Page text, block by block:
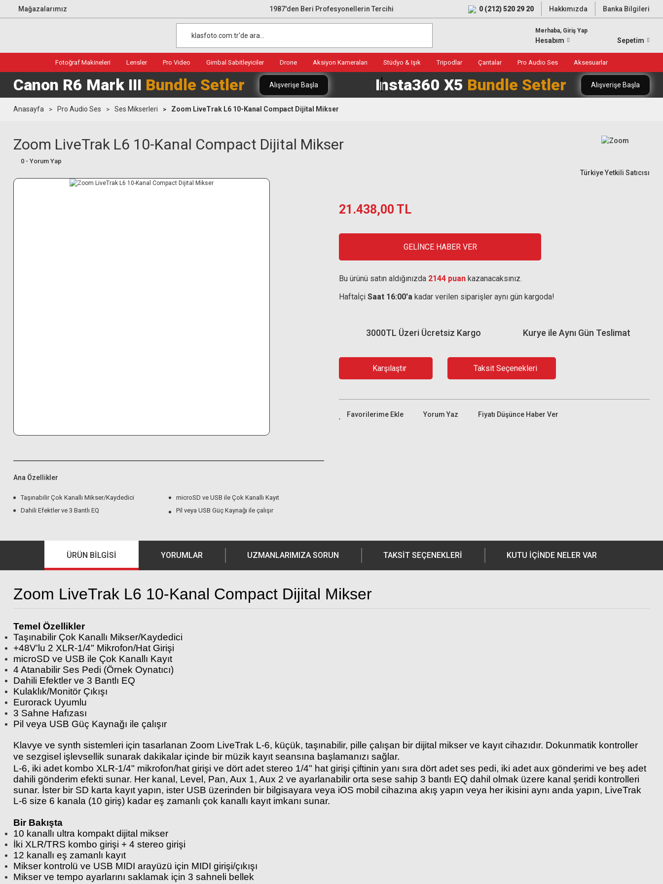
Mağazalarımız 1987'den Beri Profesyonellerin Tercihi 0 (212) 520 29 20 Hakkımızda Banka Bilgileri
Merhaba, Giriş Yap
Hesabım Sepetim
Fotoğraf Makineleri Lensler Pro Video Gimbal Sabitleyiciler Drone Aksiyon Kameraları Stüdyo & Işık Tripodlar Çantalar Pro Audio Ses Aksesuarlar
Canon R6 Mark III Bundle Setler Alışverişe Başla Insta360 X5 Bundle Setler Alışverişe Başla
Anasayfa Pro Audio Ses Ses Mikserleri Zoom LiveTrak L6 10-Kanal Compact Dijital Mikser
Zoom LiveTrak L6 10-Kanal Compact Dijital Mikser
0 - Yorum Yap
Türkiye Yetkili Satıcısı
Ana Özellikler
Taşınabilir Çok Kanallı Mikser/Kaydedici
microSD ve USB ile Çok Kanallı Kayıt
Dahili Efektler ve 3 Bantlı EQ
Pil veya USB Güç Kaynağı ile çalışır
21.438,00 TL
GELİNCE HABER VER
Bu ürünü satın aldığınızda 2144 puan kazanacaksınız.
Haftaİçi Saat 16:00'a kadar verilen siparişler aynı gün kargoda!
Kurye ile Aynı Gün Teslimat
3000TL Üzeri Ücretsiz Kargo
Karşılaştır Taksit Seçenekleri
Yorum Yaz Fiyatı Düşünce Haber Ver
ÜRÜN BILGISI YORUMLAR UZMANLARIMIZA SORUN TAKSIT SEÇENEKLERI KUTU İÇİNDE NELER VAR
Zoom LiveTrak L6 10-Kanal Compact Dijital Mikser
Temel Özellikler
Taşınabilir Çok Kanallı Mikser/Kaydedici
+48V'lu 2 XLR-1/4" Mikrofon/Hat Girişi
microSD ve USB ile Çok Kanallı Kayıt
4 Atanabilir Ses Pedi (Örnek Oynatıcı)
Dahili Efektler ve 3 Bantlı EQ
Kulaklık/Monitör Çıkışı
Eurorack Uyumlu
3 Sahne Hafızası
Pil veya USB Güç Kaynağı ile çalışır
Klavye ve synth sistemleri için tasarlanan Zoom LiveTrak L-6, küçük, taşınabilir, pille çalışan bir dijital mikser ve kayıt cihazıdır. Dokunmatik kontroller
ve sezgisel işlevsellik sunarak dakikalar içinde bir müzik kayıt seansına başlamanızı sağlar.
L-6, iki adet kombo XLR-1/4" mikrofon/hat girişi ve dört adet stereo 1/4" hat girişi çiftinin yanı sıra dört adet ses pedi, iki adet aux gönderimi ve beş adet
dahili gönderim efekti sunar. Her kanal, Level, Pan, Aux 1, Aux 2 ve ayarlanabilir orta sese sahip 3 bantlı EQ dahil olmak üzere kanal şeridi kontrolleri
sunar. İster bir SD karta kayıt yapın, ister USB üzerinden bir bilgisayara veya iOS mobil cihazına akış yapın veya her ikisini aynı anda yapın, LiveTrak
L-6 size 6 kanala (10 giriş) kadar eş zamanlı çok kanallı kayıt imkanı sunar.
Bir Bakışta
10 kanallı ultra kompakt dijital mikser
İki XLR/TRS kombo girişi + 4 stereo girişi
12 kanallı eş zamanlı kayıt
Mikser kontrolü ve USB MIDI arayüzü için MIDI girişi/çıkışı
Mikser ve tempo ayarlarını saklamak için 3 sahneli bellek